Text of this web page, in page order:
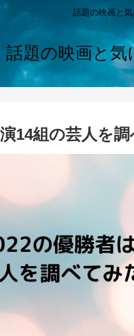
話題の映画と
話題の映画と気
14組の芸人を調